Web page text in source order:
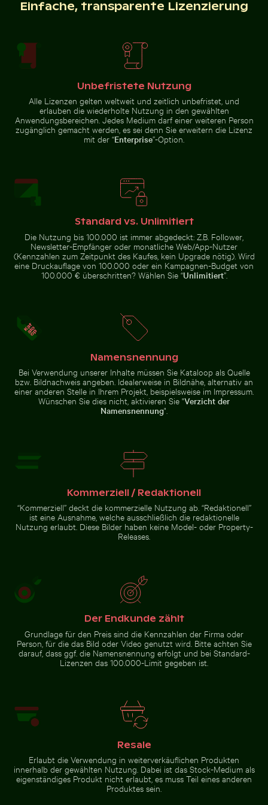
eines gelben Zuges am Bahnhof
Museumsinsel, Berlin
Subramanya Kovil Tempels
an der Ponte 25
de Abril über dem
Tejo, Lissabon
Ruhiger Waldweg umgeben von
hohen Bäumen
Flugzeug über den Wolken
Sonnenuntergang am Grzybowo Bałtycka, Ruhige
Sonnenuntergang am Grzybowo
Abstrakter Wald mit
Abstrakter Wald mit
Bewegungsunschärfe
Hand pustet Seifenblasen am Meer
Hand pustet Seifenblasen am
Verbranntes Streichholz
Verbranntes Streichholz mit
Wunderkerze mit Botschaft Budget verbrannt
Wunderkerze mit Botschaft
Zur Stock-Kollektion
Einfache, transparente Lizenzierung
Unbefristete Nutzung
Alle Lizenzen gelten weltweit und zeitlich unbefristet, und
erlauben die wiederholte Nutzung in den gewählten
Anwendungsbereichen. Jedes Medium darf einer weiteren Person
zugänglich gemacht werden, es sei denn Sie erweitern die Lizenz
mit der “Enterprise”-Option.
Standard vs. Unlimitiert
Die Nutzung bis 100.000 ist immer abgedeckt: Z.B. Follower,
Newsletter-Empfänger oder monatliche Web/App-Nutzer
(Kennzahlen zum Zeitpunkt des Kaufes, kein Upgrade nötig). Wird
eine Druckauflage von 100.000 oder ein Kampagnen-Budget von
100.000 € überschritten? Wählen Sie “Unlimitiert”.
Namensnennung
Bei Verwendung unserer Inhalte müssen Sie Kataloop als Quelle
bzw. Bildnachweis angeben. Idealerweise in Bildnähe, alternativ an
einer anderen Stelle in Ihrem Projekt, beispielsweise im Impressum.
Wünschen Sie dies nicht, aktivieren Sie "Verzicht der
Namensnennung".
Kommerziell / Redaktionell
“Kommerziell” deckt die kommerzielle Nutzung ab. “Redaktionell”
ist eine Ausnahme, welche ausschließlich die redaktionelle
Nutzung erlaubt. Diese Bilder haben keine Model- oder Property-
Releases.
Der Endkunde zählt
Grundlage für den Preis sind die Kennzahlen der Firma oder
Person, für die das Bild oder Video genutzt wird. Bitte achten Sie
darauf, dass ggf. die Namensnennung erfolgt und bei Standard-
Lizenzen das 100.000-Limit gegeben ist.
Resale
Erlaubt die Verwendung in weiterverkäuflichen Produkten
innerhalb der gewählten Nutzung. Dabei ist das Stock-Medium als
eigenständiges Produkt nicht erlaubt, es muss Teil eines anderen
Produktes sein.